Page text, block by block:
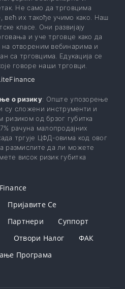
Не само да трговцима
већ их такође учимо како. Наш
класе. Они развијају
и уче трговце како да
отвореним вебинарима и
са трговцима. Едукација се
говоре наши трговци.
о ризику: Опште упозорење
су сложени инструменти и
ризиком од брзог губитка
рачуна малопродајних
тргује ЦФД-овима код овог
размислите да ли можете
висок ризик губитка
Пријавите Се
Партнери
Суппорт
Отвори Налог
ФАК
Програма